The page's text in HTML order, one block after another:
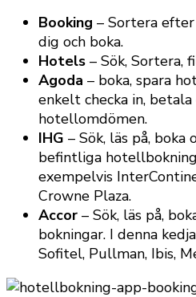
Booking – Sortera
dig och boka.
Hotels – Sök, Sortera,
Agoda – boka, spara
enkelt checka in,
hotellomdömen.
IHG – Sök, läs på, boka
befintliga
exempelvis
Crowne Plaza.
Accor – Sök, läs på,
bokningar. I denna
Sofitel, Pullman, Ibis,